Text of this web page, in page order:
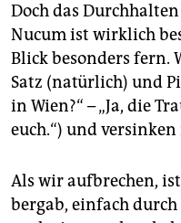
Doch das
Nucum ist wirklich
Blick besonders fern.
Satz (natürlich) und
in Wien?“ – „Ja, die
euch.“) und
Als wir aufbrechen,
bergab, einfach